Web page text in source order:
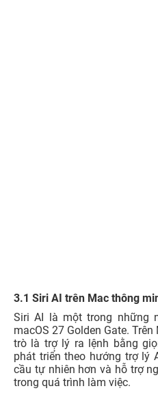
3.1 Siri AI trên Mac thông
Siri AI là một trong những
macOS 27 Golden Gate.
trò là trợ lý ra lệnh bằng
phát triển theo hướng trợ lý
cầu tự nhiên hơn và hỗ trợ
trong quá trình làm việc.